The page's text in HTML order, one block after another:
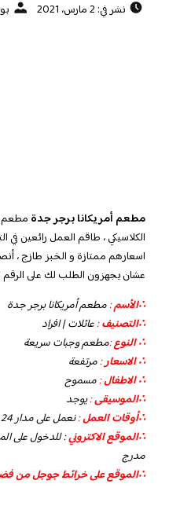
نشر في: 2 مارس، 2021
مطعم أمريكانا برجر جدة مطعم
الكلاسيكي ، طاقم العمل رائعين في
اسعارهم ممتازة و الخبز طازج ،
عشان يجهزون الطلب لك على
∴الأسم:مطعم أمريكانا برجر جدة
∴التصنيف:عائلات | افراد
∴ النوع:مطعم وجبات سريعة
∴ الاسعار:مرتفعة
∴ الاطفال:مسموح
∴الموسيقى:يوجد
‏∴أوقات العمل:نعمل على مدار 24 ساعة
∴الموقع الاكتروني: للدخول على
مدرج
∴الموقع على خرائط جوجل من